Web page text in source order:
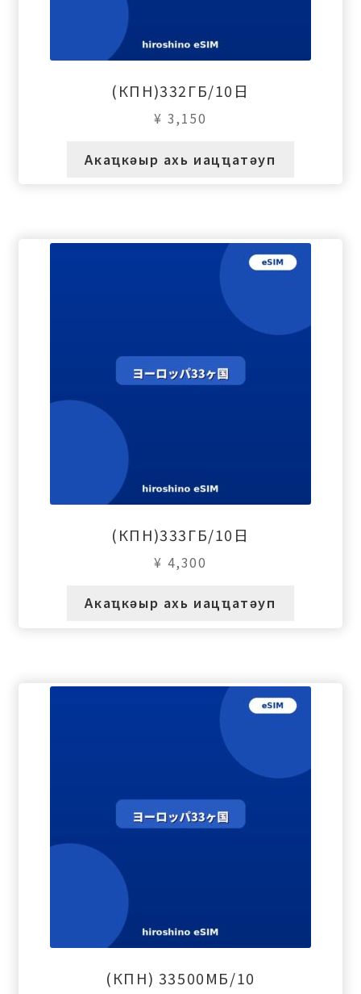
(КПН)332ГБ/10日
¥ 3,150
Акаҵкәыр ахь иацҵатәуп
(КПН)333ГБ/10日
¥ 4,300
Акаҵкәыр ахь иацҵатәуп
(КПН) 33500МБ/10